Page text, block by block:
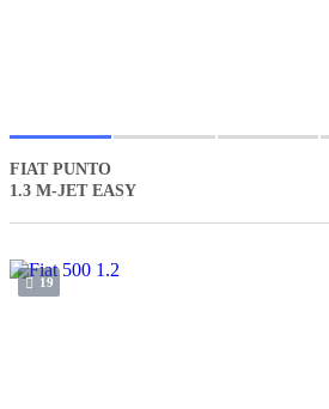
FIAT PUNTO
1.3 M-JET EASY
19